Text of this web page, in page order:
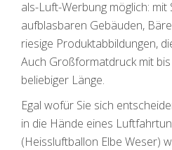
als-Luft-Werbung möglich:
aufblasbaren Gebäuden,
riesige Produktabbildungen,
Auch Großformatdruck mit
beliebiger Länge.
Egal wofür Sie sich
in die Hände eines
(Heissluftballon Elbe Weser)